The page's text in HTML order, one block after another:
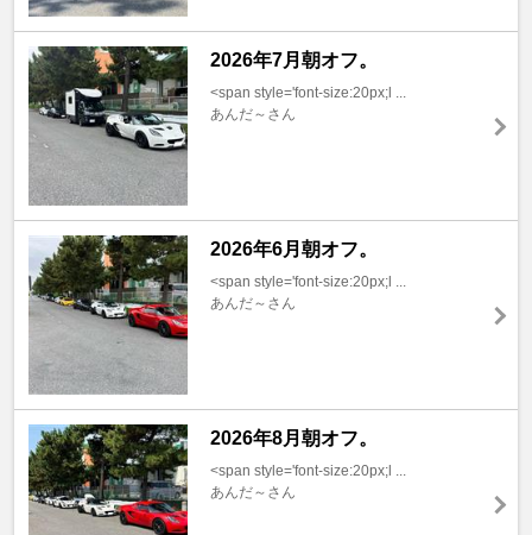
2026年7月朝オフ。
<span style='font-size:20px;l ...
あんだ～さん
2026年6月朝オフ。
<span style='font-size:20px;l ...
あんだ～さん
2026年8月朝オフ。
<span style='font-size:20px;l ...
あんだ～さん